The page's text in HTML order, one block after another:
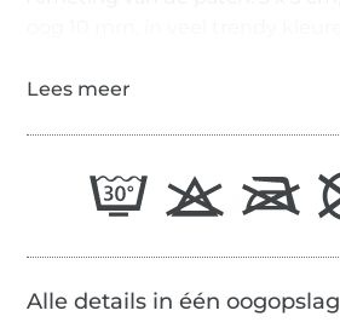
Alle details in één oogopslag